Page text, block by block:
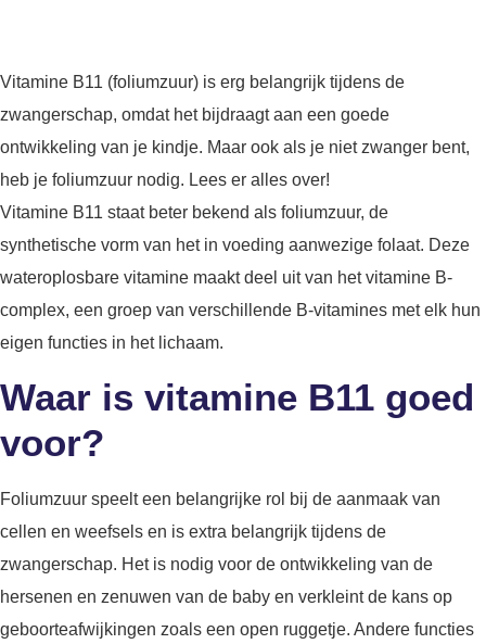
Vitamine B11 (foliumzuur) is erg belangrijk tijdens de
zwangerschap, omdat het bijdraagt aan een goede
ontwikkeling van je kindje. Maar ook als je niet zwanger bent,
heb je foliumzuur nodig. Lees er alles over!
Vitamine B11 staat beter bekend als foliumzuur, de
synthetische vorm van het in voeding aanwezige folaat. Deze
wateroplosbare vitamine maakt deel uit van het vitamine B-
complex, een groep van verschillende B-vitamines met elk hun
eigen functies in het lichaam.
Waar is vitamine B11 goed
voor?
Foliumzuur speelt een belangrijke rol bij de aanmaak van
cellen en weefsels en is extra belangrijk tijdens de
zwangerschap. Het is nodig voor de ontwikkeling van de
hersenen en zenuwen van de baby en verkleint de kans op
geboorteafwijkingen zoals een open ruggetje. Andere functies